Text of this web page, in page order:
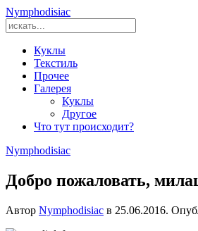
Nymphodisiac
Куклы
Текстиль
Прочее
Галерея
Куклы
Другое
Что тут происходит?
Nymphodisiac
Добро пожаловать,
Автор Nymphodisiac в 25.06.2016.